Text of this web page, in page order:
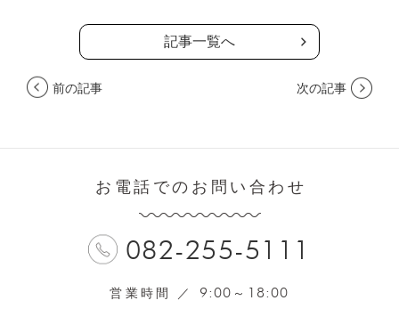
記事一覧へ
前の記事 次の記事
お電話でのお問い合わせ
082-255-5111
営業時間 ／ 9:00 ～ 18:00